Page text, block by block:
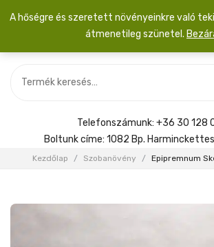
SZOBANÖVÉNY
KIEGÉSZÍTŐK
Menyasszonyi csokor
Telefonszámunk: +36 30 128
Boltunk címe: 1082 Bp.
Kezdőlap / Szobanövény / Epipremnum
A hőségre és szeretett növényeinkre való
átmenetileg szünetel.